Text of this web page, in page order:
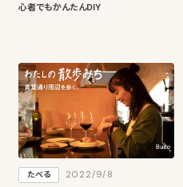
心者でもかんたんDIY
たべる
2022/9/8